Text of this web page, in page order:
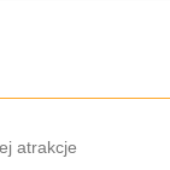
atrakcje